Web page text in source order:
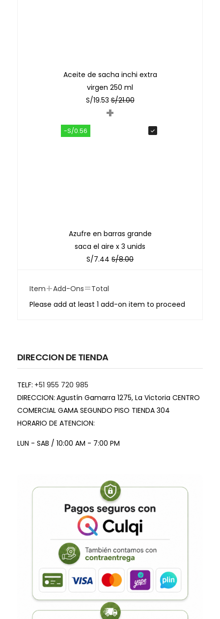
Aceite de sacha inchi extra
virgen 250 ml
S/19.53 S/21.00
+
-S/0.56
Azufre en barras grande
saca el aire x 3 unids
S/7.44 S/8.00
Item+Add-Ons=Total
Please add at least 1 add-on item to proceed
DIRECCION DE TIENDA
TELF: +51 955 720 985
DIRECCION: Agustín Gamarra 1275, La Victoria CENTRO
COMERCIAL GAMA SEGUNDO PISO TIENDA 304
HORARIO DE ATENCION:
LUN - SAB / 10:00 AM - 7:00 PM